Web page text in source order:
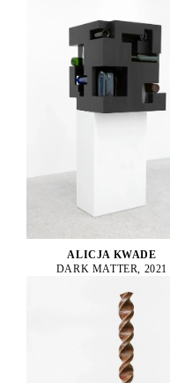
ALICJA KWADE
DARK MATTER, 2021